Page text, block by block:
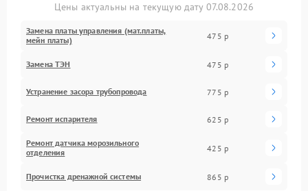
Цены актуальны на текущую дату 07.08.2026
Замена платы управления (мат.платы,
мейн платы)
475 р
Замена ТЭН 475 р
Устранение засора трубопровода 775 р
Ремонт испарителя 625 р
Ремонт датчика морозильного
отделения
425 р
Прочистка дренажной системы 865 р